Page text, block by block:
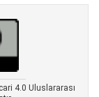
4.0 Uluslararası